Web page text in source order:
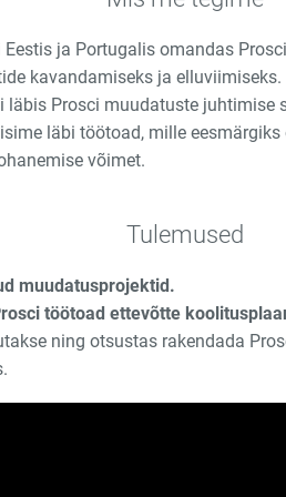
ja Portugalis omandas
kavandamiseks ja elluviimiseks.
läbis Prosci muudatuste juhtimise
läbi töötoad, mille
võimet.
Tulemused
muudatusprojektid.
töötoad ettevõtte
ning otsustas rakendada